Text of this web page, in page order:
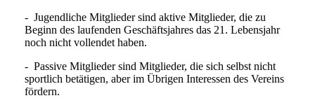
- Jugendliche Mitglieder sind aktive Mitglieder, die zu
Beginn des laufenden Geschäftsjahres das 21. Lebensjahr
noch nicht vollendet haben.
- Passive Mitglieder sind Mitglieder, die sich selbst nicht
sportlich betätigen, aber im Übrigen Interessen des Vereins
fördern.